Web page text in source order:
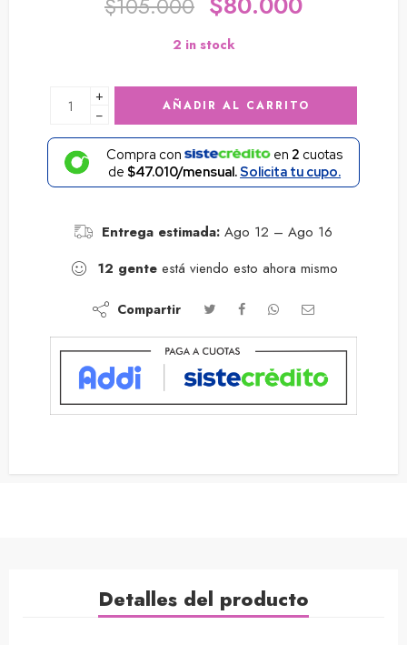
$105.000
2 in stock
+
−
AÑADIR AL CARRITO
Compra con en 2 cuotas
de $47.010/mensual.Solicita tu cupo.
Entrega estimada: Ago 12 – Ago 16
12 genteestá viendo esto ahora mismo
Compartir
Detalles del producto